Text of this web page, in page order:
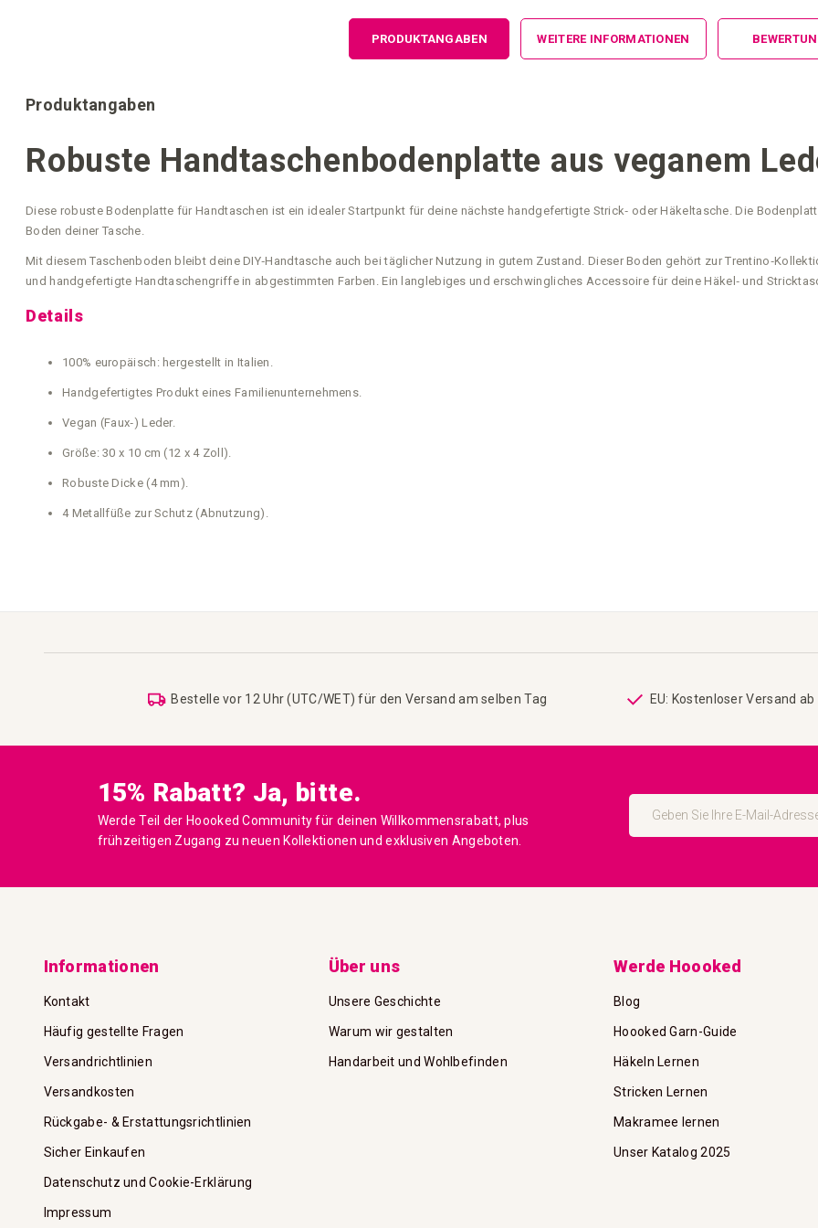
PRODUKTANGABEN
Produktangaben
Robuste Handtaschenbodenplatte aus veganem
Diese robuste Bodenplatte für Handtaschen ist ein idealer Startpunkt für deine nächste handgefertigte Strick‑ oder Häkeltasche. Die
Boden deiner Tasche.
Mit diesem Taschenboden bleibt deine DIY‑Handtasche auch bei täglicher Nutzung in gutem Zustand. Dieser Boden gehört zur
und handgefertigte Handtaschengriffe in abgestimmten Farben. Ein langlebiges und erschwingliches Accessoire für deine Häkel‑ und
Details
100% europäisch: hergestellt in Italien.
Handgefertigtes Produkt eines Familienunternehmens.
Vegan (Faux‑) Leder.
Größe: 30 x 10 cm (12 x 4 Zoll).
Robuste Dicke (4 mm).
4 Metallfüße zur Schutz (Abnutzung).
WEITERE INFORMATIONEN
Bestelle vor 12 Uhr (UTC/WET) für den Versand am selben Tag EU: Kostenloser Versand ab
15% Rabatt? Ja, bitte.
Werde Teil der Hoooked Community für deinen Willkommensrabatt, plus
frühzeitigen Zugang zu neuen Kollektionen und exklusiven Angeboten.
Melden
für
Informationen
Kontakt
Häufig gestellte Fragen
Versandrichtlinien
Versandkosten
Rückgabe- & Erstattungsrichtlinien
Sicher Einkaufen
Datenschutz und Cookie-Erklärung
Impressum
Über uns
Unsere Geschichte
Warum wir gestalten
Handarbeit und Wohlbefinden
Werde Hoooked
Blog
Hoooked Garn-Guide
Häkeln Lernen
Stricken Lernen
Makramee lernen
Unser Katalog 2025